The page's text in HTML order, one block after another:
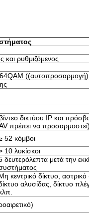
και ρυθμιζόμενος
((αυτοπροσαρμογή)
δικτύου IP και
πρέπει να προσαρμοστεί)
52 κόμβοι
10 λυκίσκοι
δευτερόλεπτα μετά την
κεντρικό δίκτυο, αστρικό
αλυσίδας, δίκτυο